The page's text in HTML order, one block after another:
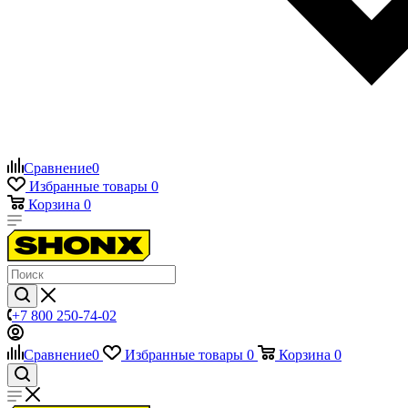
Сравнение0
Избранные товары 0
Корзина 0
+7 800 250-74-02
Сравнение0 Избранные товары 0 Корзина 0